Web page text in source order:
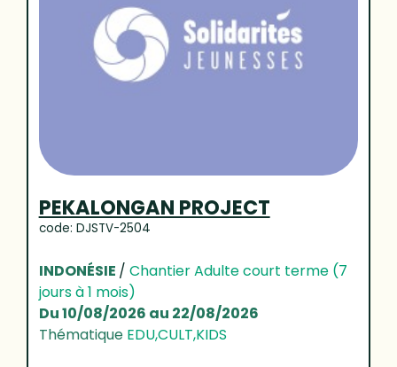
PEKALONGAN PROJECT
code: DJSTV-2504
INDONÉSIE / Chantier Adulte court terme (7
jours à 1 mois)
Du 10/08/2026 au 22/08/2026
Thématique EDU,CULT,KIDS